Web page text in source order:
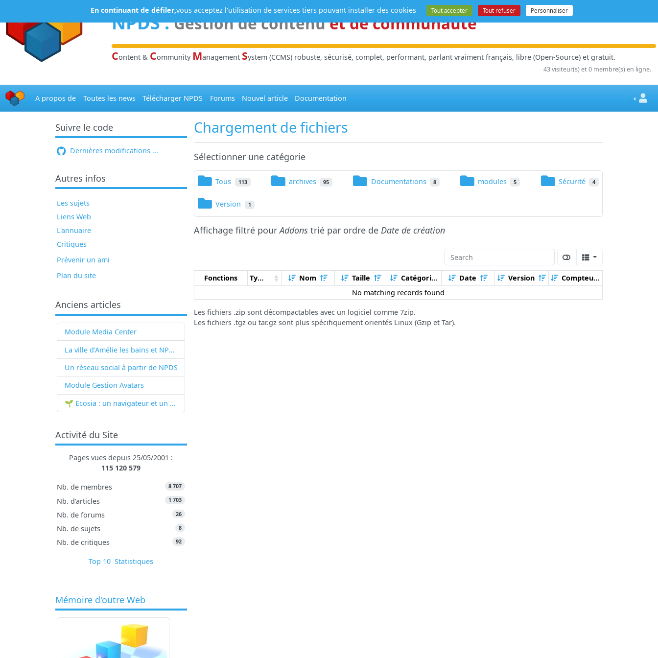
NPDS:Gestion de contenuet de communauté
Content & Community Management System (CCMS) robuste, sécurisé, complet, performant, parlant vraiment français, libre (Open-Source) et gratuit.
43 visiteur(s) et 0 membre(s) en ligne.
A propos de Toutes les news Télécharger NPDS Forums Nouvel article Documentation
Suivre le code
Dernières modifications ...
Autres infos
Les sujets
Liens Web
L'annuaire
Critiques
Prévenir un ami
Plan du site
Anciens articles
Module Media Center
La ville d'Amélie les bains et NPDS
Un réseau social à partir de NPDS
Module Gestion Avatars
🌱 Ecosia : un navigateur et un moteur de recherche qui plantent des arbres !...
Activité du Site
Pages vues depuis 25/05/2001 :
115 120 579
Nb. de membres 8 707
Nb. d'articles 1 703
Nb. de forums 26
Nb. de sujets 8
Nb. de critiques 92
Top 10 Statistiques
Mémoire d'outre Web
Chargement de fichiers
Sélectionner une catégorie
Tous 113 archives 95 Documentations 8 modules 5 Sécurité 4
Version 1
Affichage filtré pourAddonstrié par ordre de Date de création
Fonctions Type Nom Taille Catégorie Date Version
Compteur
No matching records found
Les fichiers .zip sont décompactables avec un logiciel comme 7zip.
Les fichiers .tgz ou tar.gz sont plus spécifiquement orientés Linux (Gzip et Tar).
En continuant de défiler,vous acceptez l'utilisation de services tiers pouvant installer des cookies Tout accepter Tout refuser Personnaliser